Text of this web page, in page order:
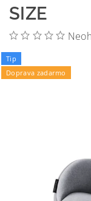
SIZE
Tip
Doprava zadarmo